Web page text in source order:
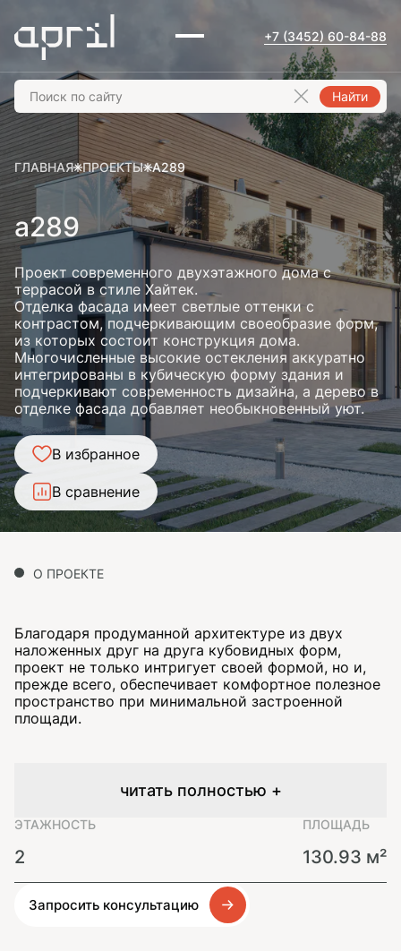
+7 (3452) 60-84-88
Найти
ГЛАВНАЯ ПРОЕКТЫ А289
а289
Проект современного двухэтажного дома с
террасой в стиле Хайтек.
Отделка фасада имеет светлые оттенки с
контрастом, подчеркивающим своеобразие форм,
из которых состоит конструкция дома.
Многочисленные высокие остекления аккуратно
интегрированы в кубическую форму здания и
подчеркивают современность дизайна, а дерево в
отделке фасада добавляет необыкновенный уют.
В избранное
В сравнение
О ПРОЕКТЕ
Благодаря продуманной архитектуре из двух
наложенных друг на друга кубовидных форм,
проект не только интригует своей формой, но и,
прежде всего, обеспечивает комфортное полезное
пространство при минимальной застроенной
площади.
читать полностью +
ЭТАЖНОСТЬ
2
ПЛОЩАДЬ
130.93 м²
Запросить консультацию